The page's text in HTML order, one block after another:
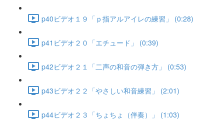
p40ビデオ１９「ｐ指アルアイレの練習」 (0:28)
p41ビデオ２０「エチュード」 (0:39)
p42ビデオ２１「二声の和音の弾き方」 (0:53)
p43ビデオ２２「やさしい和音練習」 (2:01)
p44ビデオ２３「ちょちょ（伴奏）」 (1:03)